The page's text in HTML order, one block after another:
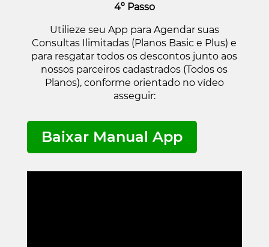
4º Passo
Utilieze seu App para Agendar suas
Consultas Ilimitadas (Planos Basic e Plus) e
para resgatar todos os descontos junto aos
nossos parceiros cadastrados (Todos os
Planos), conforme orientado no vídeo
asseguir:
Baixar Manual App